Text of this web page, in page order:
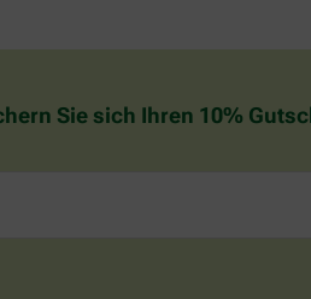
Sie sich Ihren 10%